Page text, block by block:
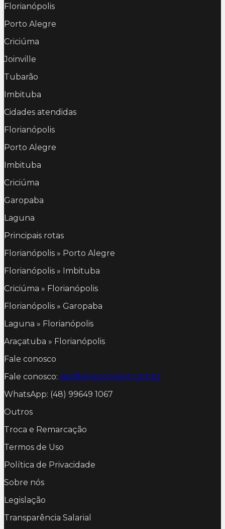
Florianópolis
Porto Alegre
Criciúma
Joinville
Tubarão
Imbituba
Cidades atendidas
Florianópolis
Porto Alegre
Imbituba
Criciúma
Garopaba
Laguna
Principais rotas
Florianópolis » Porto Alegre
Florianópolis » Imbituba
Criciúma » Florianópolis
Florianópolis » Garopaba
Laguna » Florianópolis
Araçatuba » Florianópolis
Fale conosco
Fale conosco: sac@anjoconnect.com.br
WhatsApp: (48) 99649 1067
Outros
Troca e Remarcação
Termos de Uso
Política de Privacidade
Sobre nós
Legislação
Transparência Salarial